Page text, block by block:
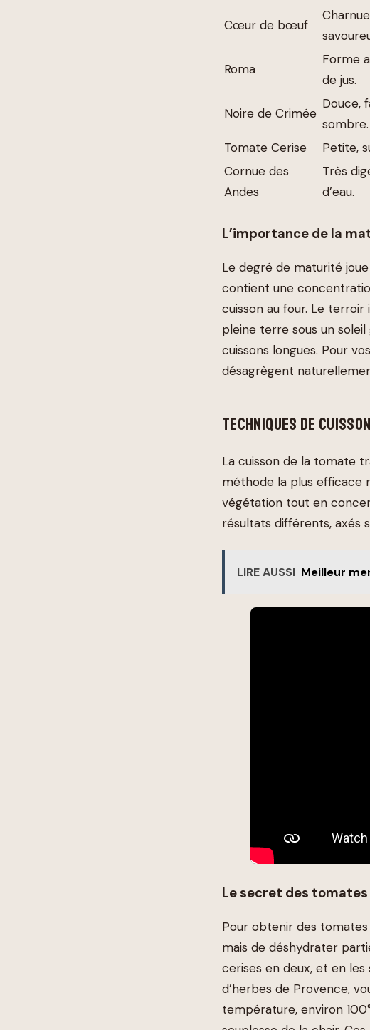
Cœur de bœuf
Roma
Forme
de jus.
Noire de Crimée
Douce,
sombre.
Tomate Cerise
Petite,
Cornue des
Andes
Très
d’eau.
L’importance de la
Le degré de maturité
contient une
cuisson au four. Le
pleine terre sous un
cuissons longues. Pour
désagrègent
TECHNIQUES DE
La cuisson de la tomate
méthode la plus efficace
végétation tout en
résultats différents, axés
LIRE AUSSI Meilleur
Le secret des
Pour obtenir des tomates
mais de déshydrater
cerises en deux, et en les
d’herbes de Provence,
température, environ